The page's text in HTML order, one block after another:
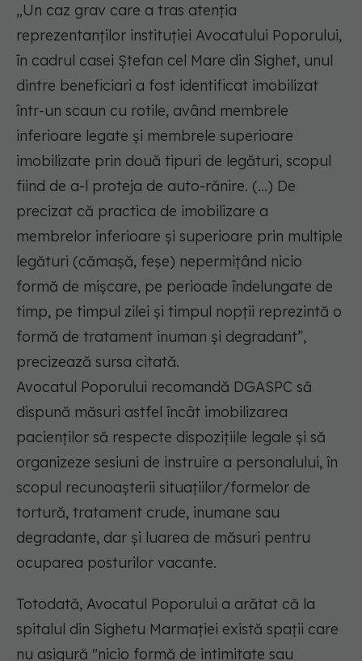
„Un caz grav care a tras atenţia
reprezentanţilor instituţiei Avocatului Poporului,
în cadrul casei Ştefan cel Mare din Sighet, unul
dintre beneficiari a fost identificat imobilizat
într-un scaun cu rotile, având membrele
inferioare legate şi membrele superioare
imobilizate prin două tipuri de legături, scopul
fiind de a-l proteja de auto-rănire. (...) De
precizat că practica de imobilizare a
membrelor inferioare şi superioare prin multiple
legături (cămaşă, feşe) nepermiţând nicio
formă de mişcare, pe perioade îndelungate de
timp, pe timpul zilei şi timpul nopţii reprezintă o
formă de tratament inuman şi degradant”,
precizează sursa citată.
Avocatul Poporului recomandă DGASPC să
dispună măsuri astfel încât imobilizarea
pacienţilor să respecte dispoziţiile legale şi să
organizeze sesiuni de instruire a personalului, în
scopul recunoaşterii situaţiilor/formelor de
tortură, tratament crude, inumane sau
degradante, dar şi luarea de măsuri pentru
ocuparea posturilor vacante.
Totodată, Avocatul Poporului a arătat că la
spitalul din Sighetu Marmaţiei există spaţii care
nu asigură "nicio formă de intimitate sau